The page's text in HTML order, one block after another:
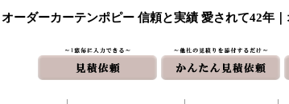
オーダーカーテンポピー 信頼と実績 愛されて42年